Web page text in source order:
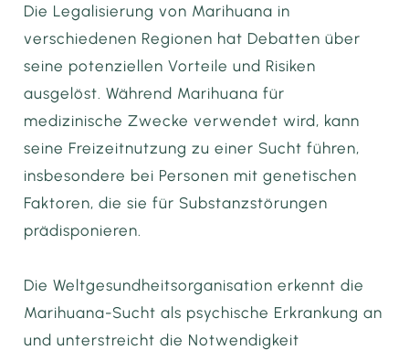
Die Legalisierung von Marihuana in
verschiedenen Regionen hat Debatten über
seine potenziellen Vorteile und Risiken
ausgelöst. Während Marihuana für
medizinische Zwecke verwendet wird, kann
seine Freizeitnutzung zu einer Sucht führen,
insbesondere bei Personen mit genetischen
Faktoren, die sie für Substanzstörungen
prädisponieren.
Die Weltgesundheitsorganisation erkennt die
Marihuana-Sucht als psychische Erkrankung an
und unterstreicht die Notwendigkeit